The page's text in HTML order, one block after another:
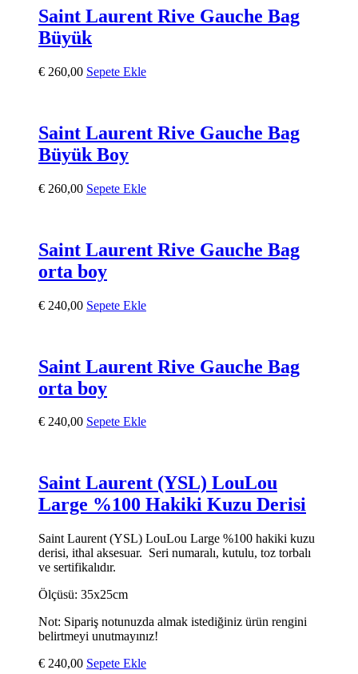
Saint Laurent Rive Gauche Bag
Büyük
€ 260,00 Sepete Ekle
Saint Laurent Rive Gauche Bag
Büyük Boy
€ 260,00 Sepete Ekle
Saint Laurent Rive Gauche Bag
orta boy
€ 240,00 Sepete Ekle
Saint Laurent Rive Gauche Bag
orta boy
€ 240,00 Sepete Ekle
Saint Laurent (YSL) LouLou
Large %100 Hakiki Kuzu Derisi
Saint Laurent (YSL) LouLou Large %100 hakiki kuzu
derisi, ithal aksesuar. Seri numaralı, kutulu, toz torbalı
ve sertifikalıdır.
Ölçüsü: 35x25cm
Not: Sipariş notunuzda almak istediğiniz ürün rengini
belirtmeyi unutmayınız!
€ 240,00 Sepete Ekle